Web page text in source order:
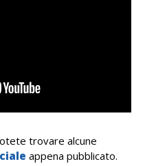
trovare alcune
appena pubblicato.